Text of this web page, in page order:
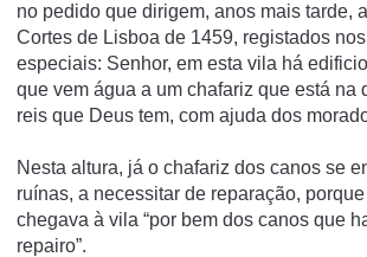
no pedido que dirigem, anos mais tarde,
Cortes de Lisboa de 1459, registados
especiais: Senhor, em esta vila há
que vem água a um chafariz que está na
reis que Deus tem, com ajuda dos
Nesta altura, já o chafariz dos canos se
ruínas, a necessitar de reparação,
chegava à vila “por bem dos canos que
repairo”.